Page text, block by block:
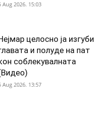
Aug 2026. 15:03
целосно ја изгуби
и полуде на пат
соблекувалната
Aug 2026. 13:57